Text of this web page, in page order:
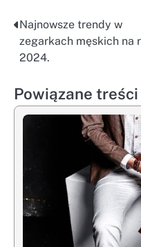
Nawigacja
wpisu
Najnowsze trendy w
zegarkach męskich na
2024.
Powiązane treści